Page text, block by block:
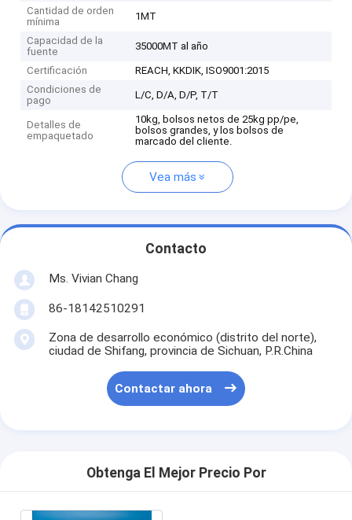
Cantidad de orden
mínima
1MT
Capacidad de la
fuente
35000MT al año
Certificación
REACH, KKDIK, ISO9001:2015
Condiciones de
pago
L/C, D/A, D/P, T/T
Detalles de
empaquetado
10kg, bolsos netos de 25kg pp/pe,
bolsos grandes, y los bolsos de
marcado del cliente.
Vea más
Contacto
Ms. Vivian Chang
86-18142510291
Zona de desarrollo económico (distrito del norte),
ciudad de Shifang, provincia de Sichuan, P.R.China
Contactar ahora
Obtenga El Mejor Precio Por